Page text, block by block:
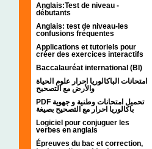
Anglais:Test de niveau -
débutants
Anglais: test de niveau-les
confusions fréquentes
Applications et tutoriels pour
créer des exercices interactifs
Baccalauréat international (BI)
امتحانات الباكالوريا احرار علوم الحياة
والأرض مع التصحيح
PDF تحميل امتحانات وطنية و جهوية
باكالوريا احرار مع التصحيح بصيغة
Logiciel pour conjuguer les
verbes en anglais
Épreuves du bac et correction,